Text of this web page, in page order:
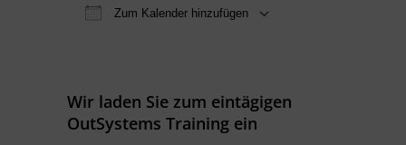
Zum Kalender hinzufügen
Wir laden Sie zum eintägigen
OutSystems Training ein